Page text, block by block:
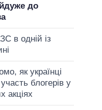
до
в одній із
як українці
блогерів у
акціях